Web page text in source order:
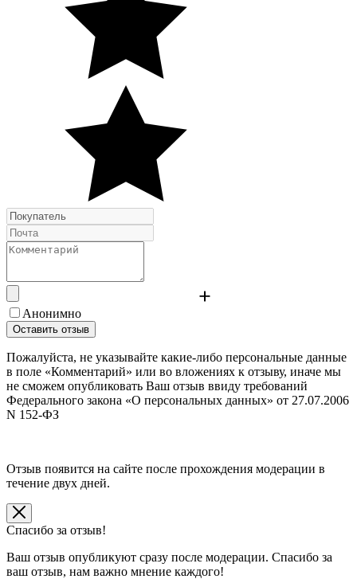
Анонимно
Оставить отзыв
Пожалуйста, не указывайте какие-либо персональные данные
в поле «Комментарий» или во вложениях к отзыву, иначе мы
не сможем опубликовать Ваш отзыв ввиду требований
Федерального закона «О персональных данных» от 27.07.2006
N 152-ФЗ
Отзыв появится на сайте после прохождения модерации в
течение двух дней.
Спасибо за отзыв!
Ваш отзыв опубликуют сразу после модерации. Спасибо за
ваш отзыв, нам важно мнение каждого!